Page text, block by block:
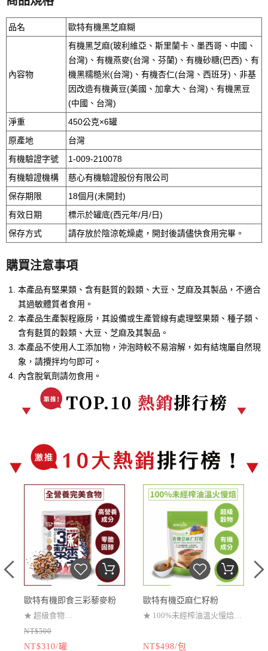
品名 歐特有機黑芝麻糊
內容物
有機黑芝麻(玻利維亞、斯里蘭卡、墨西哥、中國、
台灣)、有機燕麥(台灣、芬蘭)、有機砂糖(巴西)、有
機黑糯糙米(台灣)、有機杏仁(台灣、西班牙)、非基
因改造有機黃豆(美國、加拿大、台灣)、有機黑豆
(中國、台灣)
淨重
450公克×6罐
原產地
台灣
有機驗證字號
1-009-210078
有機驗證機構
慈心有機驗證股份有限公司
保存期限
18個月(未開封)
有效日期
標示於罐底(西元年/月/日)
保存方式
請存放於陰涼乾燥處，開封後請儘快食用完畢。
購買注意事項
本產品有堅果類、含有麩質的穀類、大豆、芝麻及其製品，不適合
其過敏體質者食用。
本產品生產製程廠房，其設備或生產管線有處理堅果類、種子類、
含有麩質的穀類、大豆、芝麻及其製品。
本產品不使用人工添加物，沖泡時較不易溶解，如有結塊屬自然現
象，請攪拌均勻即可。
內含脫氧劑請勿食用。
歐特有機即食三彩藜麥粉
★ 超級食物
★是素食者代替肉類蛋白質
的主要來源之一
NT$500
NT$310/罐
歐特有機亞麻仁籽粉
★ 100%未經榨油溫火慢焙
★ 無漂白、無糊精、澱粉、
NT$498/包